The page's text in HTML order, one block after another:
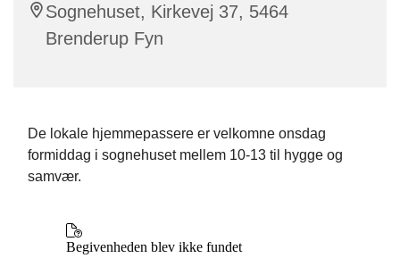
Sognehuset, Kirkevej 37, 5464
Brenderup Fyn
De lokale hjemmepassere er velkomne onsdag
formiddag i sognehuset mellem 10-13 til hygge og
samvær.